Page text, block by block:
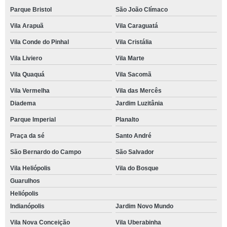
Parque Bristol São João Clímaco
Vila Arapuã Vila Caraguatá
Vila Conde do Pinhal Vila Cristália
Vila Liviero Vila Marte
Vila Quaquá Vila Sacomã
Vila Vermelha
Vila das Mercês
Diadema
Jardim Luzitânia
Parque Imperial Planalto
Praça da sé Santo André
São Bernardo do Campo São Salvador
Vila Heliópolis
Vila do Bosque
Guarulhos
Heliópolis
Indianópolis
Jardim Novo Mundo
Vila Nova Conceição Vila Uberabinha